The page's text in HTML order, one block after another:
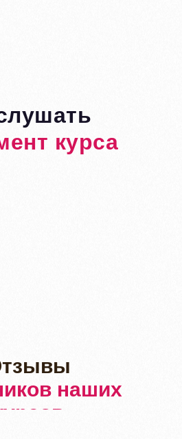
курса
наших